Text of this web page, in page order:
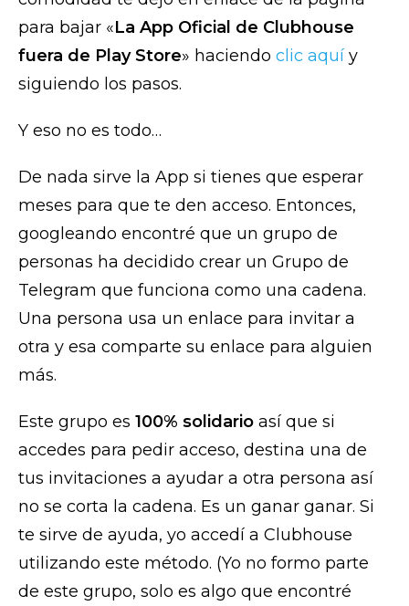
para bajar «La App Oficial de Clubhouse
fuera de Play Store» haciendo clic aquí y
siguiendo los pasos.
Y eso no es todo…
De nada sirve la App si tienes que esperar
meses para que te den acceso. Entonces,
googleando encontré que un grupo de
personas ha decidido crear un Grupo de
Telegram que funciona como una cadena.
Una persona usa un enlace para invitar a
otra y esa comparte su enlace para alguien
más.
Este grupo es 100% solidario así que si
accedes para pedir acceso, destina una de
tus invitaciones a ayudar a otra persona así
no se corta la cadena. Es un ganar ganar. Si
te sirve de ayuda, yo accedí a Clubhouse
utilizando este método. (Yo no formo parte
de este grupo, solo es algo que encontré